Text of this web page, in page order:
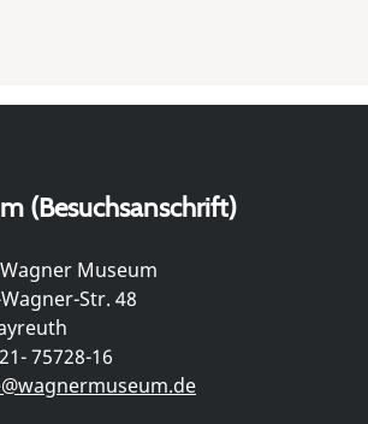
(Besuchsanschrift)
Museum
Str. 48
75728-16